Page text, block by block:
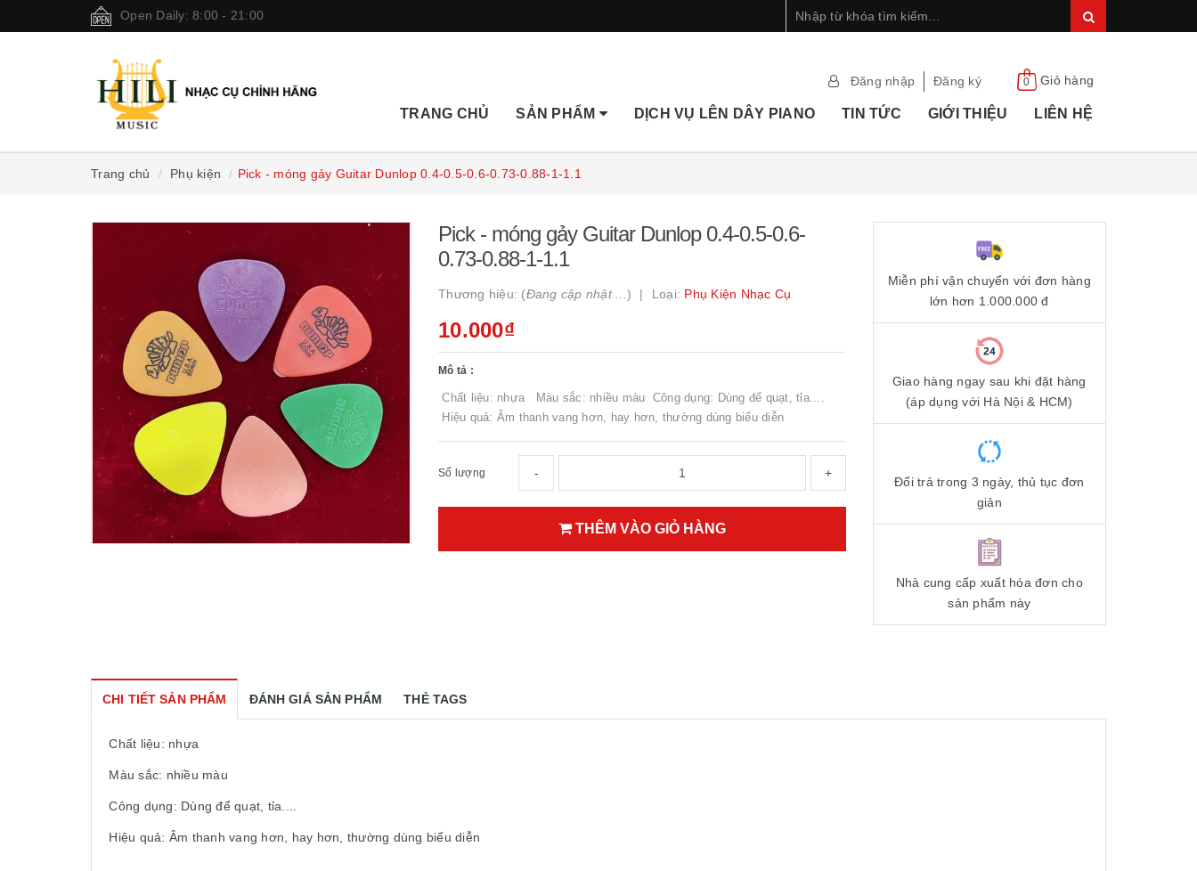
Open Daily: 8:00 - 21:00
Đăng nhập Đăng ký 0 Giỏ hàng
TRANG CHỦ SẢN PHẨM DỊCH VỤ LÊN DÂY PIANO TIN TỨC GIỚI THIỆU LIÊN HỆ
Trang chủ Phụ kiện Pick - móng gảy Guitar Dunlop 0.4-0.5-0.6-0.73-0.88-1-1.1
Pick - móng gảy Guitar Dunlop 0.4-0.5-0.6-
0.73-0.88-1-1.1
Thương hiệu: (Đang cập nhật ... ) Loại: Phụ Kiện Nhạc Cụ
10.000₫
Mô tả :
Chất liệu: nhựa Màu sắc: nhiều màu Công dụng: Dùng để quạt, tỉa....
Hiệu quả: Âm thanh vang hơn, hay hơn, thường dùng biểu diễn
Số lượng - +
THÊM VÀO GIỎ HÀNG
Miễn phí vận chuyển với đơn hàng
lớn hơn 1.000.000 đ
Giao hàng ngay sau khi đặt hàng
(áp dụng với Hà Nội & HCM)
Đổi trả trong 3 ngày, thủ tục đơn
giản
Nhà cung cấp xuất hóa đơn cho
sản phẩm này
CHI TIẾT SẢN PHẨM ĐÁNH GIÁ SẢN PHẨM THẺ TAGS
Chất liệu: nhựa
Màu sắc: nhiều màu
Công dụng: Dùng để quạt, tỉa....
Hiệu quả: Âm thanh vang hơn, hay hơn, thường dùng biểu diễn